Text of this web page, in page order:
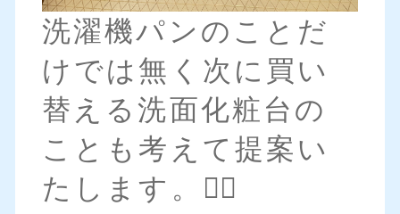
洗濯機パンのことだ
けでは無く次に買い
替える洗面化粧台の
ことも考えて提案い
たします。💁‍♀️